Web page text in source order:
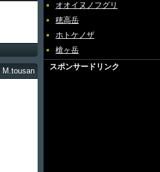
オオイヌノフグリ
穂高岳
ホトケノザ
槍ヶ岳
スポンサードリンク